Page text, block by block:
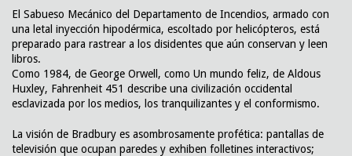
El Sabueso Mecánico del Departamento de Incendios, armado con
una letal inyección hipodérmica, escoltado por helicópteros, está
preparado para rastrear a los disidentes que aún conservan y leen
libros.
Como 1984, de George Orwell, como Un mundo feliz, de Aldous
Huxley, Fahrenheit 451 describe una civilización occidental
esclavizada por los medios, los tranquilizantes y el conformismo.
La visión de Bradbury es asombrosamente profética: pantallas de
televisión que ocupan paredes y exhiben folletines interactivos;